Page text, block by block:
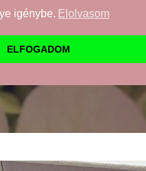
igénybe. Elolvasom
ELFOGADOMÖRÖMANYA ajándék
kristályos kis szív